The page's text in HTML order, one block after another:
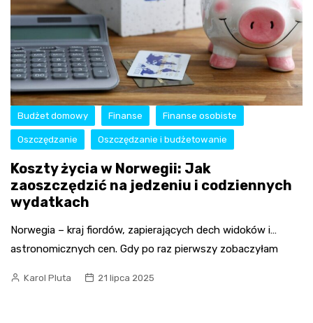
Budżet domowy Finanse Finanse osobiste
Oszczędzanie Oszczędzanie i budżetowanie
Koszty życia w Norwegii: Jak
zaoszczędzić na jedzeniu i codziennych
wydatkach
Norwegia – kraj fiordów, zapierających dech widoków i…
astronomicznych cen. Gdy po raz pierwszy zobaczyłam
Karol Pluta 21 lipca 2025